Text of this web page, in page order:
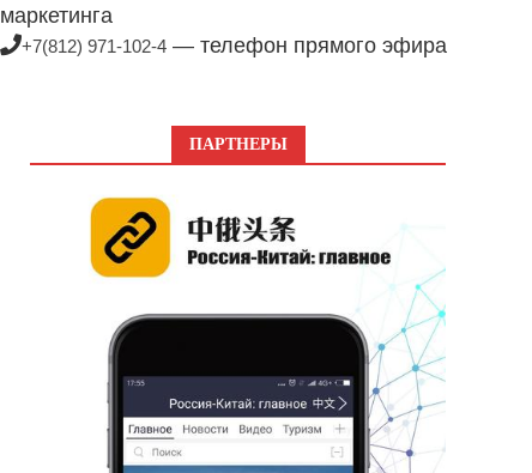
маркетинга
+7(812) 971-102-4 — телефон прямого эфира
ПАРТНЕРЫ